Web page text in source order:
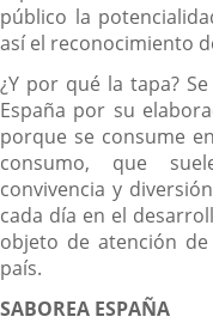
público la
así el reconocimiento
¿Y por qué la tapa?
España por su
porque se consume
consumo, que
convivencia y
cada día en el
objeto de atención
país.
SABOREA ESPAÑA